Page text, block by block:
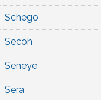
Schego
Secoh
Seneye
Sera